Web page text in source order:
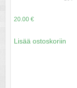
20.00 €
Lisää ostoskoriin